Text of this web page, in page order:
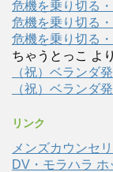
危機を乗り切る
危機を乗り切る
危機を乗り切る
ちゃうとっこ より
（祝）ベランダ
（祝）ベランダ
リンク
メンズカウンセ
DV・モラハラ ホ